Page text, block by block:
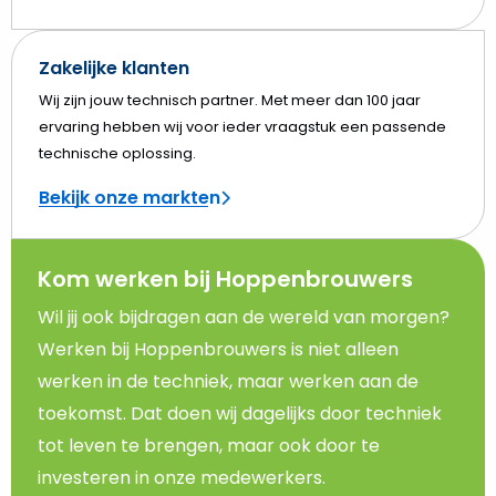
Zakelijke klanten
Wij zijn jouw technisch partner. Met meer dan 100 jaar
ervaring hebben wij voor ieder vraagstuk een passende
technische oplossing.
Bekijk onze markten
Kom werken bij Hoppenbrouwers
Wil jij ook bijdragen aan de wereld van morgen?
Werken bij Hoppenbrouwers is niet alleen
werken in de techniek, maar werken aan de
toekomst. Dat doen wij dagelijks door techniek
tot leven te brengen, maar ook door te
investeren in onze medewerkers.